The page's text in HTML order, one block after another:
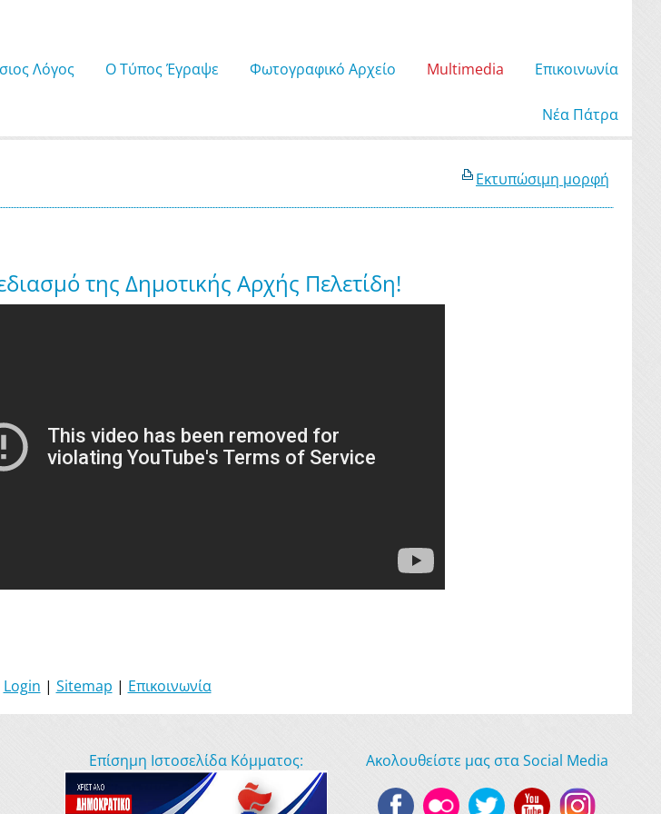
Λόγος Ο Τύπος Έγραψε Φωτογραφικό Αρχείο Μultimedia Επικοινωνία
Νέα Πάτρα
Εκτυπώσιμη μορφή
της Δημοτικής Αρχής Πελετίδη!
Login | Sitemap | Επικοινωνία
Επίσημη Ιστοσελίδα Κόμματος: Ακολουθείστε μας στα Social Media